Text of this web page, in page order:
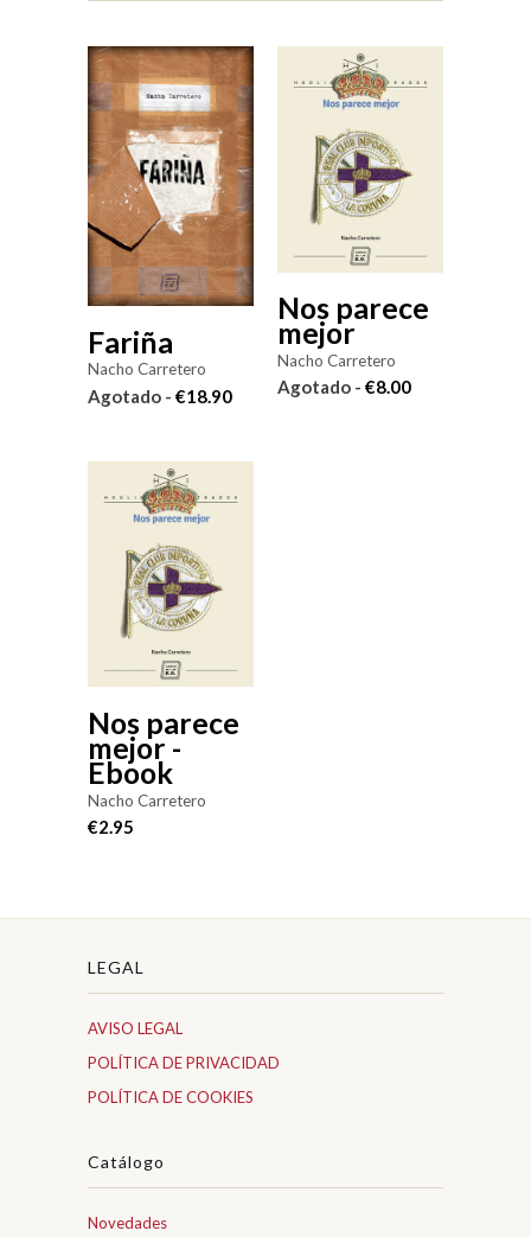
Fariña
Nacho Carretero
Agotado - €18.90
Nos parece
mejor
Nacho Carretero
Agotado - €8.00
Nos parece
mejor -
Ebook
Nacho Carretero
€2.95
LEGAL
AVISO LEGAL
POLÍTICA DE PRIVACIDAD
POLÍTICA DE COOKIES
Catálogo
Novedades